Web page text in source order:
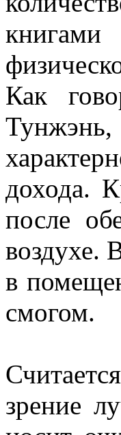
Как
дохода.
после
воздухе.
в
смогом.
зрение